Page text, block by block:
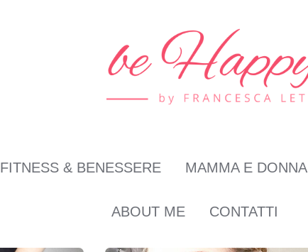
FITNESS & BENESSERE MAMMA E DONNA
ABOUT ME
CONTATTI